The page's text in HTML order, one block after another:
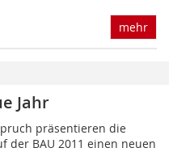
mehr
Jahr
präsentieren die
der BAU 2011 einen neuen